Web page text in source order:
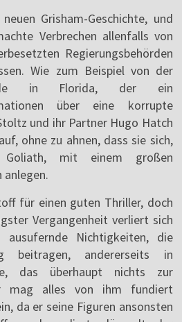
Grisham-Geschichte, und
Verbrechen allenfalls von
Regierungsbehörden
Wie zum Beispiel von der
in Florida, der ein
über eine korrupte
und ihr Partner Hugo Hatch
ohne zu ahnen, dass sie sich,
mit einem großen
anlegen.
für einen guten Thriller, doch
Vergangenheit verliert sich
ausufernde Nichtigkeiten, die
beitragen, andererseits in
das überhaupt nichts zur
mag alles von ihm fundiert
da er seine Figuren ansonsten